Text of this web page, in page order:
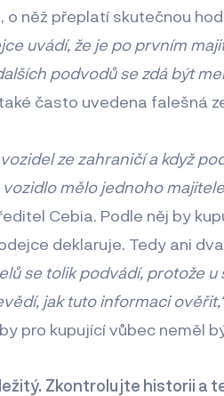
o něž přeplatí skutečnou
uvádí, že je po prvním
podvodů se zdá být
často uvedena falešná
ze zahraničí a když
mělo jednoho
Cebia. Podle něj by
deklaruje. Tedy ani
se tolik podvádí, protože
jak tuto informaci
pro kupující vůbec neměl
Zkontrolujte historii a